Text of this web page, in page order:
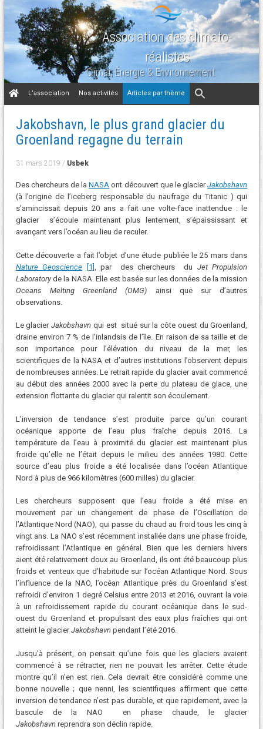
Association des climato-
réalistes
Climat, Énergie & Environnement
Aller
au
L’association Nos activités Articles par thème
Jakobshavn, le plus grand glacier du
Groenland regagne du terrain
31 mars 2019 / Usbek
Des chercheurs de laNASA ont découvert que le glacierJakobshavn
(à l’origine de l’iceberg responsable du naufrage du Titanic ) qui
s’amincissait depuis 20 ans a fait une volte-face inattendue : le
glacier s’écoule maintenant plus lentement, s’épaississant et
avançant vers l’océan au lieu de reculer.
Cette découverte a fait l’objet d’une étude publiée le 25 mars dans
Nature Geoscience
[1] , par des chercheurs du Jet Propulsion
Laboratoryde la NASA. Elle est basée sur les données de la mission
Oceans Melting Greenland (OMG) ainsi que sur d’autres
observations.
Le glacierJakobshavn qui est situé sur la côte ouest du Groenland,
draine environ 7 % de l’inlandsis de l’île. En raison de sa taille et de
son importance pour l’élévation du niveau de la mer, les
scientifiques de la NASA et d’autres institutions l’observent depuis
de nombreuses années. Le retrait rapide du glacier avait commencé
au début des années 2000 avec la perte du plateau de glace, une
extension flottante du glacier qui ralentit son écoulement.
L’inversion de tendance s’est produite parce qu’un courant
océanique apporte de l’eau plus fraîche depuis 2016. La
température de l’eau à proximité du glacier est maintenant plus
froide qu’elle ne l’était depuis le milieu des années 1980. Cette
source d’eau plus froide a été localisée dans l’océan Atlantique
Nord à plus de 966 kilomètres (600 milles) du glacier.
Les chercheurs supposent que l’eau froide a été mise en
mouvement par un changement de phase de l’Oscillation de
l’Atlantique Nord (NAO), qui passe du chaud au froid tous les cinq à
vingt ans. La NAO s’est récemment installée dans une phase froide,
refroidissant l’Atlantique en général. Bien que les derniers hivers
aient été relativement doux au Groenland, ils ont été beaucoup plus
froids et venteux que d’habitude sur l’océan Atlantique Nord. Sous
l’influence de la NAO, l’océan Atlantique près du Groenland s’est
refroidi d’environ 1 degré Celsius entre 2013 et 2016, ouvrant la voie
à un refroidissement rapide du courant océanique dans le sud-
ouest du Groenland et propulsant des eaux plus fraîches qui ont
atteint le glacierJakobshavnpendant l’été 2016.
Jusqu’à présent, on pensait qu’une fois que les glaciers avaient
commencé à se rétracter, rien ne pouvait les arrêter. Cette étude
montre qu’il n’en est rien. Cela devrait être considéré comme une
bonne nouvelle ; que nenni, les scientifiques affirment que cette
inversion de tendance n’est pas durable, et que rapidement, avec la
bascule de la NAO en phase chaude, le glacier
Jakobshavnreprendra son déclin rapide.